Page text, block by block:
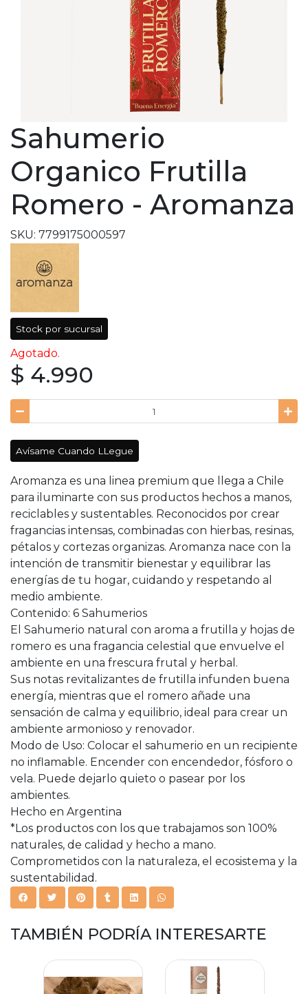
Sahumerio
Organico Frutilla
Romero - Aromanza
SKU: 7799175000597
Stock por sucursal
Agotado.
$ 4.990
Avísame Cuando LLegue
Aromanza es una linea premium que llega a Chile
para iluminarte con sus productos hechos a manos,
reciclables y sustentables. Reconocidos por crear
fragancias intensas, combinadas con hierbas, resinas,
pétalos y cortezas organizas. Aromanza nace con la
intención de transmitir bienestar y equilibrar las
energías de tu hogar, cuidando y respetando al
medio ambiente.
Contenido: 6 Sahumerios
El Sahumerio natural con aroma a frutilla y hojas de
romero es una fragancia celestial que envuelve el
ambiente en una frescura frutal y herbal.
Sus notas revitalizantes de frutilla infunden buena
energía, mientras que el romero añade una
sensación de calma y equilibrio, ideal para crear un
ambiente armonioso y renovador.
Modo de Uso: Colocar el sahumerio en un recipiente
no inflamable. Encender con encendedor, fósforo o
vela. Puede dejarlo quieto o pasear por los
ambientes.
Hecho en Argentina
*Los productos con los que trabajamos son 100%
naturales, de calidad y hecho a mano.
Comprometidos con la naturaleza, el ecosistema y la
sustentabilidad.
TAMBIÉN PODRÍA INTERESARTE